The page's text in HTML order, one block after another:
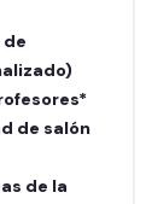
de
de salón
de la